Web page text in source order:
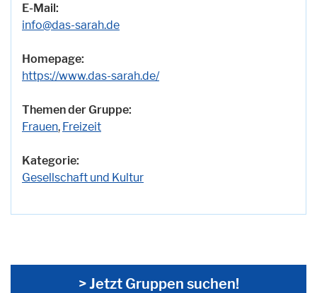
E-Mail:
info@das-sarah.de
Homepage:
https://www.das-sarah.de/
Themen der Gruppe:
Frauen, Freizeit
Kategorie:
Gesellschaft und Kultur
> Jetzt Gruppen suchen!